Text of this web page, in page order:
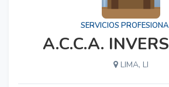
SERVICIOS
A.C.C.A.
LIMA, LI